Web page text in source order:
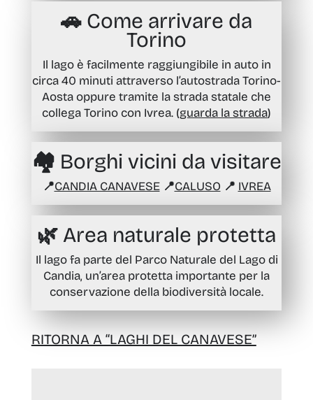
🚗 Come arrivare da
Torino
Il lago è facilmente raggiungibile in auto in
circa 40 minuti attraverso l’autostrada Torino-
Aosta oppure tramite la strada statale che
collega Torino con Ivrea. (guarda la strada)
🏘 Borghi vicini da visitare
📍CANDIA CANAVESE📍CALUSO 📍 IVREA
🌿 Area naturale protetta
Il lago fa parte del Parco Naturale del Lago di
Candia, un’area protetta importante per la
conservazione della biodiversità locale.
RITORNA A “LAGHI DEL CANAVESE”